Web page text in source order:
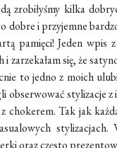
zrobiłyśmy kilka
dobre i przyjemne
pamięci! Jeden
i zarzekałam się, że
to jedno z moich
obserwować stylizacje
chokerem. Tak jak
stylizacjach.
oraz często